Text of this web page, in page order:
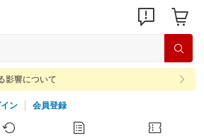
影響について
ン 会員登録